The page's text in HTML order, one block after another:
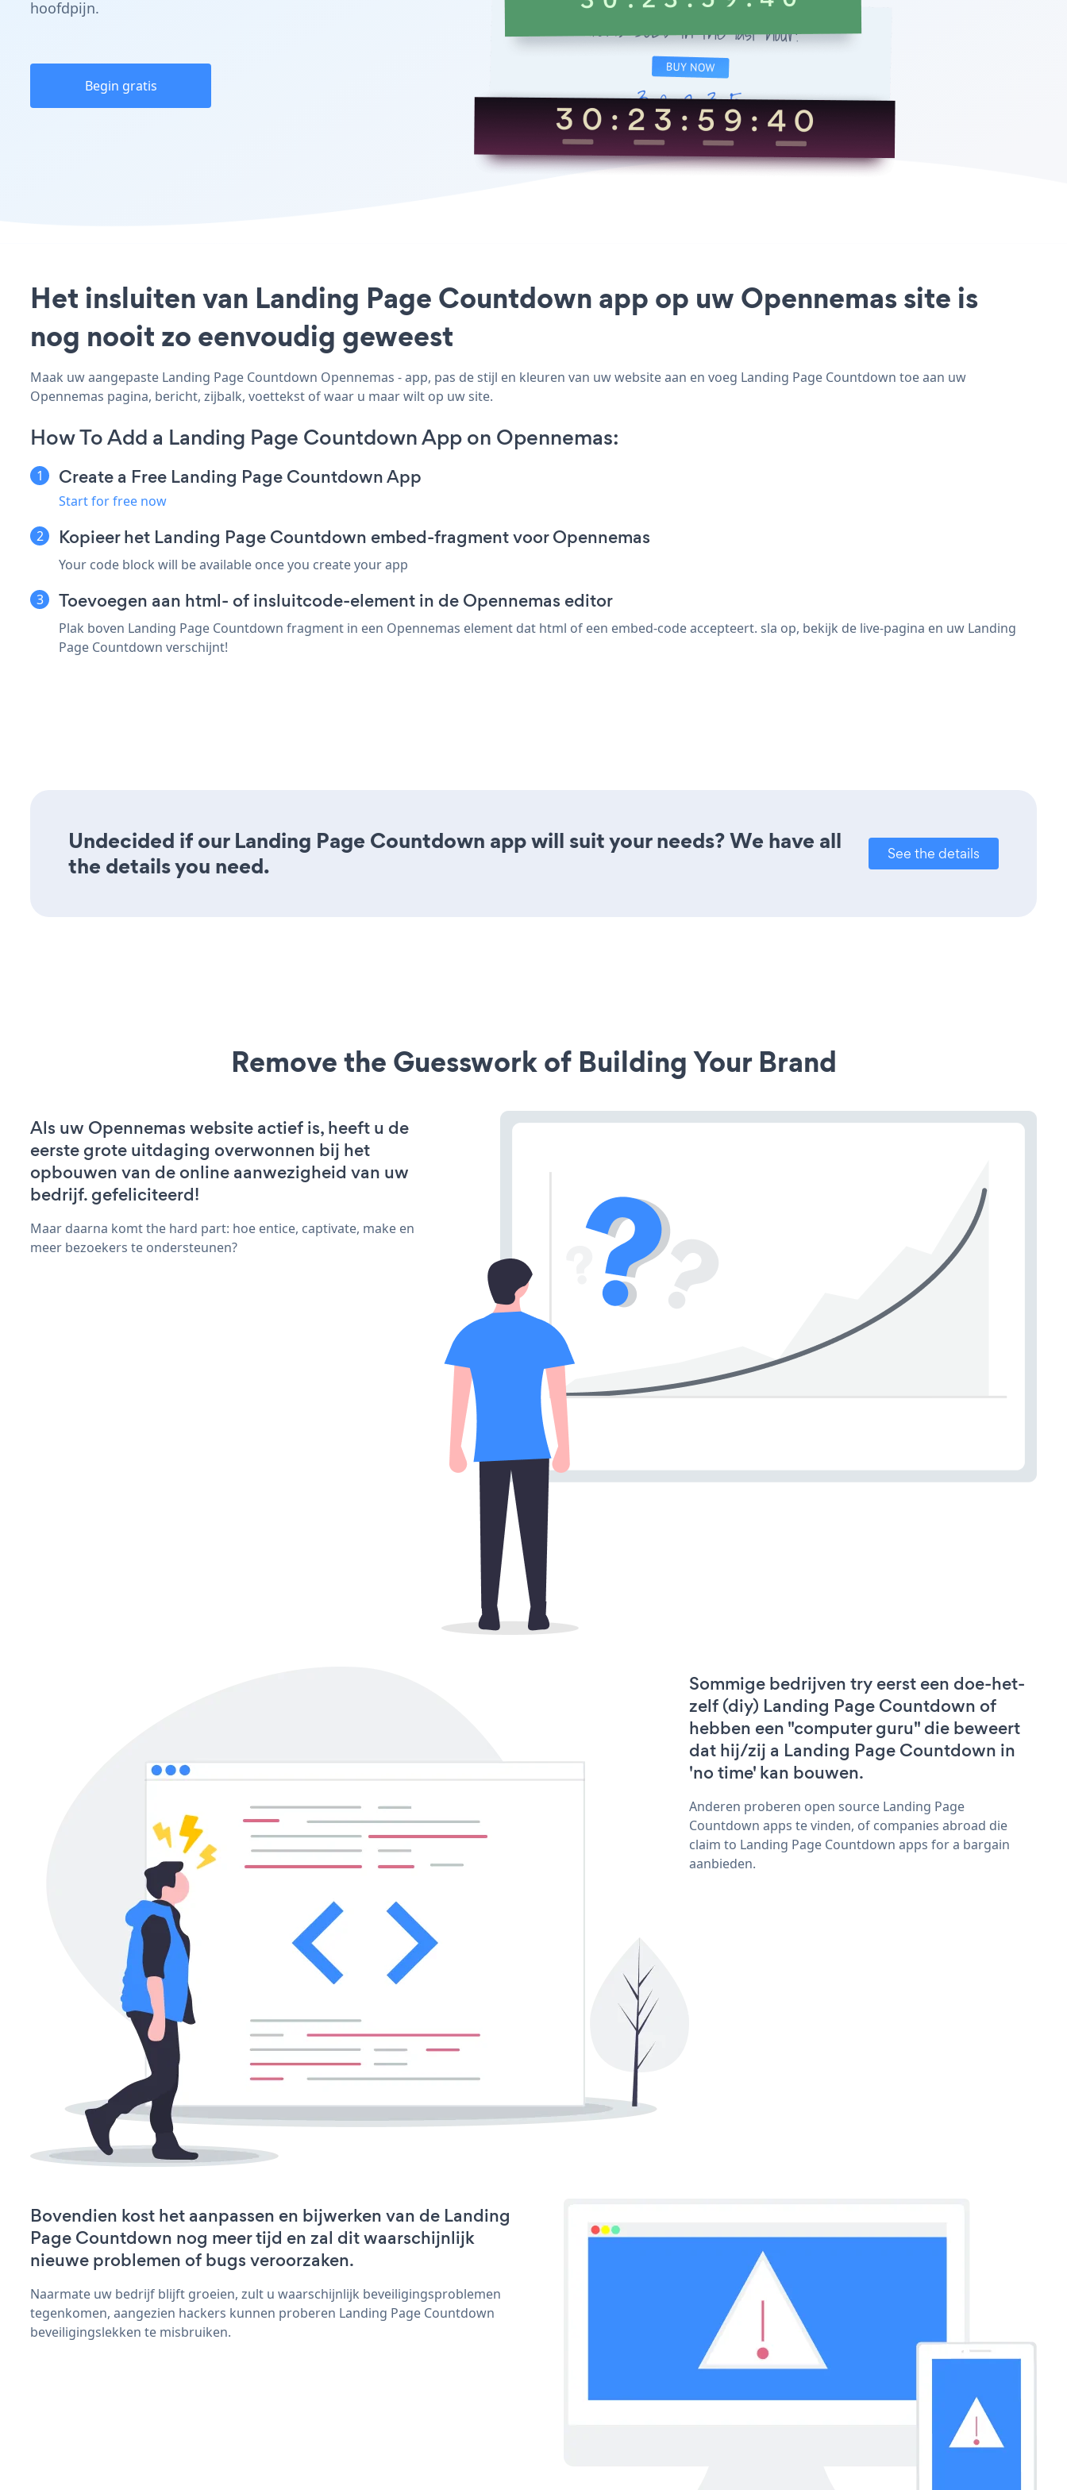
hoofdpijn.
Begin gratis
Het insluiten van Landing Page Countdown app op uw Opennemas site is
nog nooit zo eenvoudig geweest
Maak uw aangepaste Landing Page Countdown Opennemas - app, pas de stijl en kleuren van uw website aan en voeg Landing Page Countdown toe aan uw
Opennemas pagina, bericht, zijbalk, voettekst of waar u maar wilt op uw site.
How To Add a Landing Page Countdown App on Opennemas:
Create a Free Landing Page Countdown App
Start for free now
Kopieer het Landing Page Countdown embed-fragment voor Opennemas
Your code block will be available once you create your app
Toevoegen aan html- of insluitcode-element in de Opennemas editor
Plak boven Landing Page Countdown fragment in een Opennemas element dat html of een embed-code accepteert. sla op, bekijk de live-pagina en uw Landing
Page Countdown verschijnt!
Undecided if our Landing Page Countdown app will suit your needs? We have all
the details you need.
See the details
Remove the Guesswork of Building Your Brand
Als uw Opennemas website actief is, heeft u de
eerste grote uitdaging overwonnen bij het
opbouwen van de online aanwezigheid van uw
bedrijf. gefeliciteerd!
Maar daarna komt the hard part: hoe entice, captivate, make en
meer bezoekers te ondersteunen?
Sommige bedrijven try eerst een doe-het-
zelf (diy) Landing Page Countdown of
hebben een "computer guru" die beweert
dat hij/zij a Landing Page Countdown in
'no time' kan bouwen.
Anderen proberen open source Landing Page
Countdown apps te vinden, of companies abroad die
claim to Landing Page Countdown apps for a bargain
aanbieden.
Bovendien kost het aanpassen en bijwerken van de Landing
Page Countdown nog meer tijd en zal dit waarschijnlijk
nieuwe problemen of bugs veroorzaken.
Naarmate uw bedrijf blijft groeien, zult u waarschijnlijk beveiligingsproblemen
tegenkomen, aangezien hackers kunnen proberen Landing Page Countdown
beveiligingslekken te misbruiken.